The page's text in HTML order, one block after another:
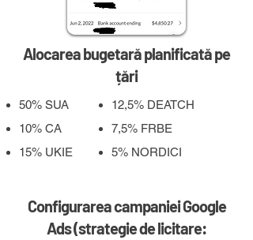
Alocarea bugetară planificată pe
țări
50% SUA
10% CA
15% UKIE
12,5% DEATCH
7,5% FRBE
5% NORDICI
Configurarea campaniei Google
Ads (strategie de licitare: